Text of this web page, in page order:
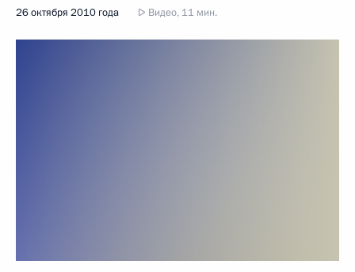
26 октября 2010 года Видео, 11 мин.